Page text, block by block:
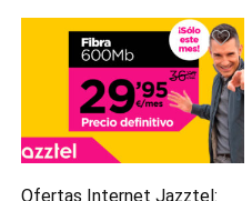
Ofertas Internet Jazztel: